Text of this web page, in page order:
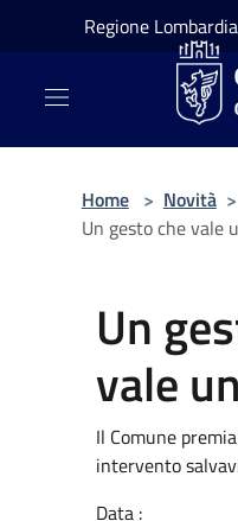
Salta al contenuto principale
Regione Lombardia
Home > Novità >
Un gesto che vale
Un
vale
Il Comune
intervento
Data :